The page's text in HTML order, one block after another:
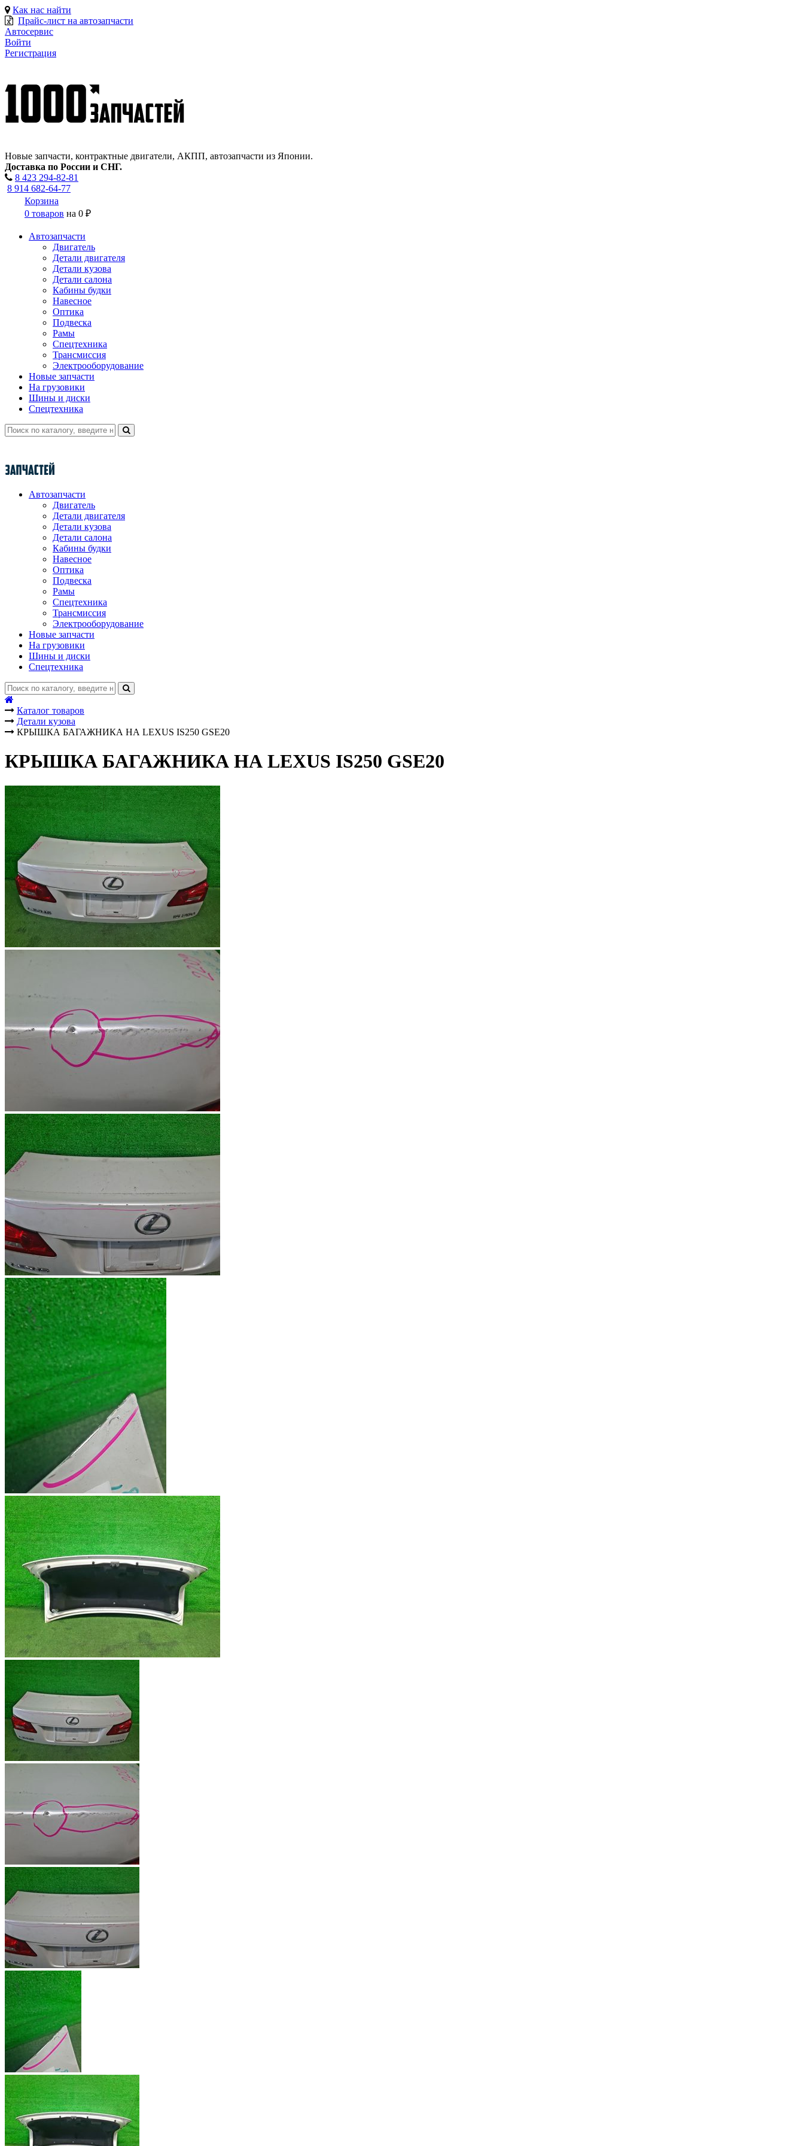
Как нас найти
Прайс-лист на автозапчасти
Автосервис
Войти
Регистрация
Новые запчасти, контрактные двигатели, АКПП, автозапчасти из Японии.
Доставка по России и СНГ.
8 423 294-82-81
8 914 682-64-77
Корзина
0 товаров на 0 ₽
Автозапчасти
Двигатель
Детали двигателя
Детали кузова
Детали салона
Кабины будки
Навесное
Оптика
Подвеска
Рамы
Спецтехника
Трансмиссия
Электрооборудование
Новые запчасти
На грузовики
Шины и диски
Спецтехника
Автозапчасти
Двигатель
Детали двигателя
Детали кузова
Детали салона
Кабины будки
Навесное
Оптика
Подвеска
Рамы
Спецтехника
Трансмиссия
Электрооборудование
Новые запчасти
На грузовики
Шины и диски
Спецтехника
Каталог товаров
Детали кузова
КРЫШКА БАГАЖНИКА НА LEXUS IS250 GSE20
КРЫШКА БАГАЖНИКА НА LEXUS IS250 GSE20